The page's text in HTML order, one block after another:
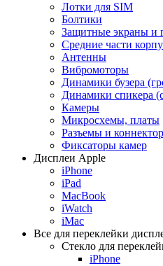
Лотки для SIM
Болтики
Защитные экраны и
Средние части
Антенны
Вибромоторы
Динамики бузера
Динамики спикера
Камеры
Микросхемы, платы
Разъемы и
Фиксаторы камер
Дисплеи Apple
iPhone
iPad
MacBook
iWatch
iMac
Все для переклейки
Стекло для
iPhone